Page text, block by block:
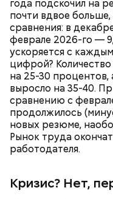
года подскочил на
почти вдвое
сравнения: в
феврале 2026-го —
ускоряется с
цифрой?
на 25-30 процентов,
выросло на 35-40.
сравнению с
продолжилось
новых резюме,
Рынок труда
работодателя.
Кризис? Нет,
Для зажарки (по